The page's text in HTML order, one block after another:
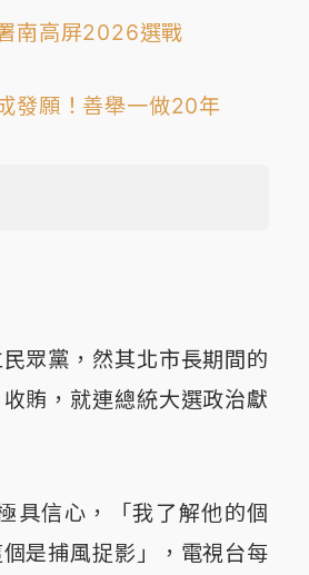
南高屏2026選戰
發願！善舉一做20年
眾黨，然其北市長期間的
賄，就連總統大選政治獻
具信心，「我了解他的個
是捕風捉影」，電視台每